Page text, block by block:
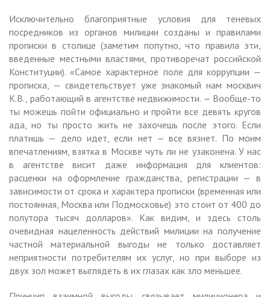
Исключительно благоприятные условия для теневых
посредников из органов милиции созданы и правилами
прописки в столице (заметим попутно, что правила эти,
введенные местными властями, противоречат российской
Конституции). «Самое характерное поле для коррупции —
прописка, — свидетельствует уже знакомый нам москвич
К.В., работающий в агентстве недвижимости. — Вообще-то
ты можешь пойти официально и пройти все девять кругов
ада, но ты просто жить не захочешь после этого. Если
платишь — дело идет, если нет — все вязнет. По моим
впечатлениям, взятка в Москве чуть ли не узаконена. У нас
в агентстве висит даже информация для клиентов:
расценки на оформление гражданства, регистрации — в
зависимости от срока и характера прописки (временная или
постоянная, Москва или Подмосковье) это стоит от 400 до
полутора тысяч долларов». Как видим, и здесь столь
очевидная нацеленность действий милиции на получение
частной материальной выгоды не только доставляет
неприятности потребителям их услуг, но при выборе из
двух зол может выглядеть в их глазах как зло меньшее.